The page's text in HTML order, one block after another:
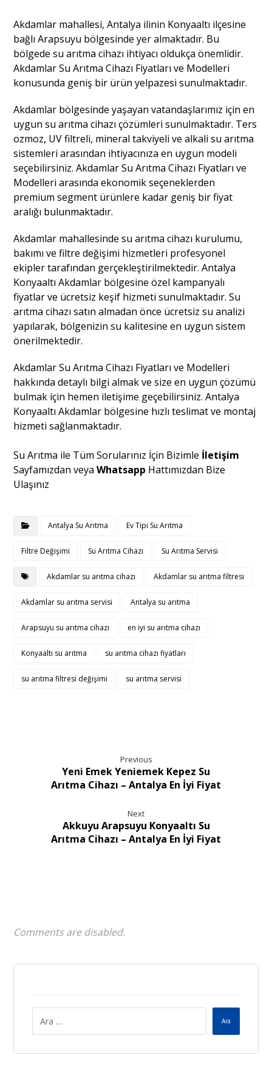
Akdamlar mahallesi, Antalya ilinin Konyaaltı ilçesine
bağlı Arapsuyu bölgesinde yer almaktadır. Bu
bölgede su arıtma cihazı ihtiyacı oldukça önemlidir.
Akdamlar Su Arıtma Cihazı Fiyatları ve Modelleri
konusunda geniş bir ürün yelpazesi sunulmaktadır.
Akdamlar bölgesinde yaşayan vatandaşlarımız için en
uygun su arıtma cihazı çözümleri sunulmaktadır. Ters
ozmoz, UV filtreli, mineral takviyeli ve alkali su arıtma
sistemleri arasından ihtiyacınıza en uygun modeli
seçebilirsiniz. Akdamlar Su Arıtma Cihazı Fiyatları ve
Modelleri arasında ekonomik seçeneklerden
premium segment ürünlere kadar geniş bir fiyat
aralığı bulunmaktadır.
Akdamlar mahallesinde su arıtma cihazı kurulumu,
bakımı ve filtre değişimi hizmetleri profesyonel
ekipler tarafından gerçekleştirilmektedir. Antalya
Konyaaltı Akdamlar bölgesine özel kampanyalı
fiyatlar ve ücretsiz keşif hizmeti sunulmaktadır. Su
arıtma cihazı satın almadan önce ücretsiz su analizi
yapılarak, bölgenizin su kalitesine en uygun sistem
önerilmektedir.
Akdamlar Su Arıtma Cihazı Fiyatları ve Modelleri
hakkında detaylı bilgi almak ve size en uygun çözümü
bulmak için hemen iletişime geçebilirsiniz. Antalya
Konyaaltı Akdamlar bölgesine hızlı teslimat ve montaj
hizmeti sağlanmaktadır.
Su Arıtma ile Tüm Sorularınız İçin Bizimle İletişim
Sayfamızdan veyaWhatsapp Hattımızdan Bize
Ulaşınız
Antalya Su Arıtma Ev Tipi Su Arıtma
Filtre Değişimi Su Arıtma Cihazı Su Arıtma Servisi
Akdamlar su arıtma cihazı Akdamlar su arıtma filtresi
Akdamlar su arıtma servisi Antalya su arıtma
Arapsuyu su arıtma cihazı en iyi su arıtma cihazı
Konyaaltı su arıtma su arıtma cihazı fiyatları
su arıtma filtresi değişimi su arıtma servisi
Previous
Yeni Emek Yeniemek Kepez Su
Arıtma Cihazı – Antalya En İyi Fiyat
Next
Akkuyu Arapsuyu Konyaaltı Su
Arıtma Cihazı – Antalya En İyi Fiyat
Comments are disabled.
Ara